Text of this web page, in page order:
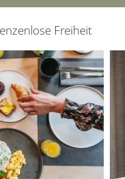
Freiheit